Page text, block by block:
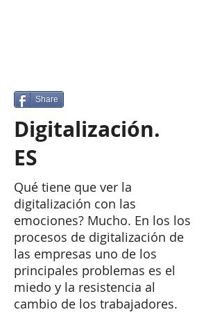
Share
Digitalización.
ES
Qué tiene que ver la
digitalización con las
emociones? Mucho. En los los
procesos de digitalización de
las empresas uno de los
principales problemas es el
miedo y la resistencia al
cambio de los trabajadores.